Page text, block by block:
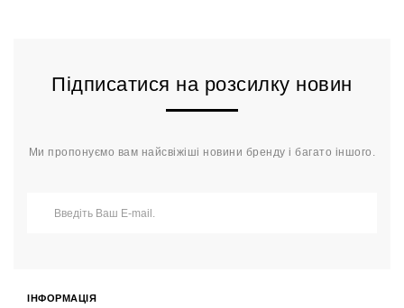
Підписатися на розсилку новин
Ми пропонуємо вам найсвіжіші новини бренду і багато іншого.
ІНФОРМАЦІЯ